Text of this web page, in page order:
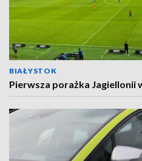
BIAŁYSTOK
Pierwsza porażka Jagiellonii